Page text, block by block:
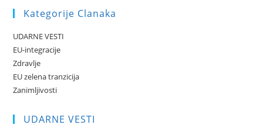
Kategorije Clanaka
UDARNE VESTI
EU-integracije
Zdravlje
EU zelena tranzicija
Zanimljivosti
UDARNE VESTI